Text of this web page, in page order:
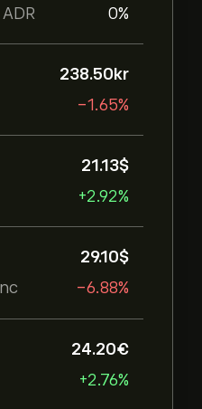
0%
238.50‎kr‎
-1.65%
21.13‎$‎
+2.92%
29.10‎$‎
-6.88%
24.20‎€‎
+2.76%